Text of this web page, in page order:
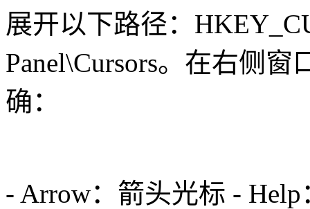
展开以下路径：
Panel\Cursors。在右侧
确：
- Arrow：箭头光标 -